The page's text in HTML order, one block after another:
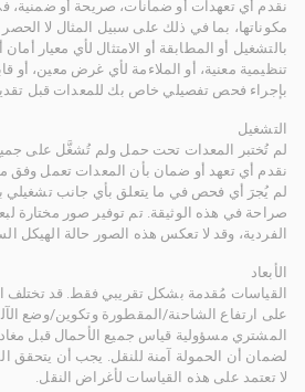
نقدم أي تعهدات أو ضمانات، صريحة أو ضمنية،
مكوناتها، بما في ذلك على سبيل المثال لا
بالتشغيل أو المطابقة أو الامتثال لأي معيار
تنظيمية معنية، أو الملاءمة لأي غرض معين، أو
بإجراء فحص تفصيلي خاص بك للمعدات قبل
التشغيل
لم تُختبر المعدات تحت حمل ولم تُشغَّل على
نقدم أي تعهد أو ضمان بأن المعدات تعمل وفق
لم يُجرَ أي فحص في ما يتعلق بأي جانب تشغيلي
صراحة في هذه الوثيقة. تم توفير صور مختارة
الفردية، وقد لا تعكس هذه الصور حالة الهيكل
الأبعاد
القياسات مُقدمة بشكل تقريبي فقط. قد تختلف
على ارتفاع الشاحنة/المقطورة وتكوين/وضع
المشتري مسؤولية قياس جميع الأحمال قبل
لضمان أن الحمولة آمنة للنقل. يجب أن يتحقق
لا تعتمد على هذه القياسات لأغراض النقل.